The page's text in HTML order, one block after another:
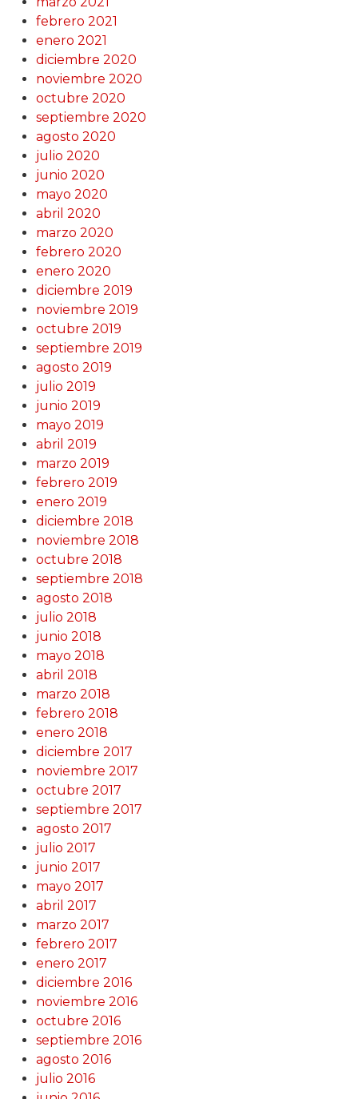
febrero 2021
enero 2021
diciembre 2020
noviembre 2020
octubre 2020
septiembre 2020
agosto 2020
julio 2020
junio 2020
mayo 2020
abril 2020
marzo 2020
febrero 2020
enero 2020
diciembre 2019
noviembre 2019
octubre 2019
septiembre 2019
agosto 2019
julio 2019
junio 2019
mayo 2019
abril 2019
marzo 2019
febrero 2019
enero 2019
diciembre 2018
noviembre 2018
octubre 2018
septiembre 2018
agosto 2018
julio 2018
junio 2018
mayo 2018
abril 2018
marzo 2018
febrero 2018
enero 2018
diciembre 2017
noviembre 2017
octubre 2017
septiembre 2017
agosto 2017
julio 2017
junio 2017
mayo 2017
abril 2017
marzo 2017
febrero 2017
enero 2017
diciembre 2016
noviembre 2016
octubre 2016
septiembre 2016
agosto 2016
julio 2016